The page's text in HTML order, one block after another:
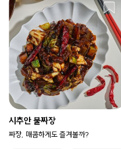
시추안 불짜장
짜장, 매콤하게도 즐겨볼까?